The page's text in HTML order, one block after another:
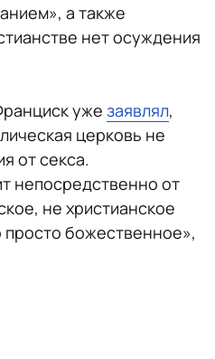
а также
нет осуждения
уже заявлял,
церковь не
от секса.
непосредственно от
не христианское
божественное»,